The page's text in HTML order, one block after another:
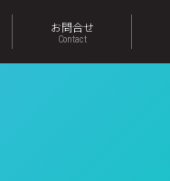
お問合せ
Contact